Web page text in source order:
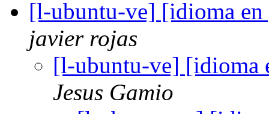
[l-ubuntu-ve] [idioma
javier rojas
[l-ubuntu-ve] [idioma
Jesus Gamio